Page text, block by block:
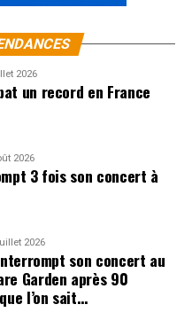
2026
un record en France
2026
3 fois son concert à
2026
son concert au
Garden après 90
l’on sait…